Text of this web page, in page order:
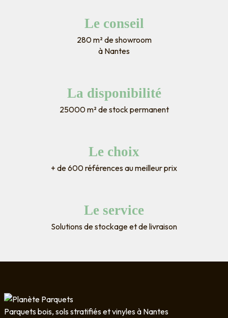
Le conseil
280 m² de showroom
à Nantes
La disponibilité
25000 m² de stock permanent
Le choix
+ de 600 références au meilleur prix
Le service
Solutions de stockage et de livraison
Parquets bois, sols stratifiés et vinyles à Nantes